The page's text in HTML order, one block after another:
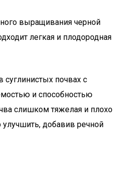
выращивания черной
легкая и плодородная
суглинистых почвах с
и способностью
слишком тяжелая и плохо
добавив речной